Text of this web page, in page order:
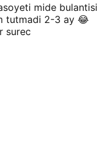
mide bulantisi
tutmadi 2-3 ay 😂
surec